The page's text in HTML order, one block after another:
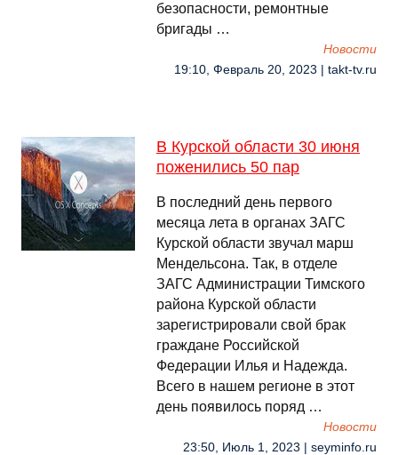
безопасности, ремонтные
бригады …
Новости
19:10, Февраль 20, 2023 | takt-tv.ru
В Курской области 30 июня
поженились 50 пар
В последний день первого
месяца лета в органах ЗАГС
Курской области звучал марш
Мендельсона. Так, в отделе
ЗАГС Администрации Тимского
района Курской области
зарегистрировали свой брак
граждане Российской
Федерации Илья и Надежда.
Всего в нашем регионе в этот
день появилось поряд …
Новости
23:50, Июль 1, 2023 | seyminfo.ru